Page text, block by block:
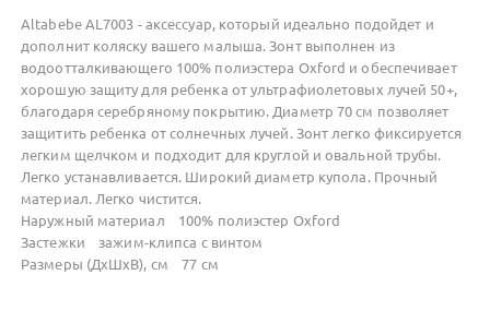
Altabebe AL7003 - аксессуар, который идеально подойдет и
дополнит коляску вашего малыша. Зонт выполнен из
водоотталкивающего 100% полиэстера Oxford и обеспечивает
хорошую защиту для ребенка от ультрафиолетовых лучей 50+,
благодаря серебряному покрытию. Диаметр 70 см позволяет
защитить ребенка от солнечных лучей. Зонт легко фиксируется
легким щелчком и подходит для круглой и овальной трубы.
Легко устанавливается. Широкий диаметр купола. Прочный
материал. Легко чистится.
Наружный материал 100% полиэстер Oxford
Застежки зажим-клипса с винтом
Размеры (ДхШхВ), см 77 см